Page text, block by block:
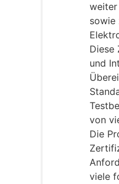
weiter
sowie
Diese
und
von
Die
viele